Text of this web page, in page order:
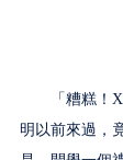
「糟糕！
明以前來過，